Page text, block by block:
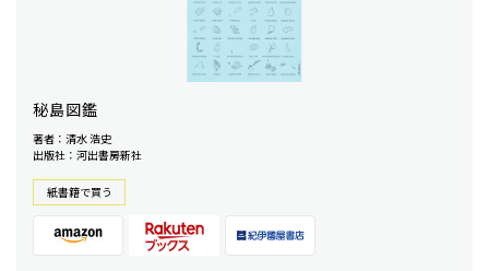
秘島図鑑
著者：清水 浩史
出版社：河出書房新社
紙書籍で買う